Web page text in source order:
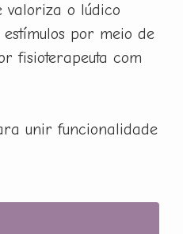
valoriza o lúdico
por meio de
fisioterapeuta com
unir funcionalidade